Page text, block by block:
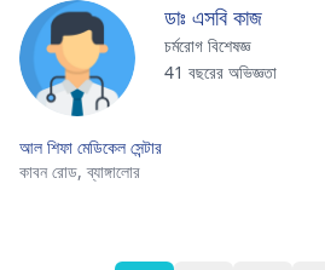
ডাঃ এসবি কাজ
চর্মরোগ বিশেষজ্ঞ
41 বছরের অভিজ্ঞতা
আল শিফা মেডিকেল সেন্টার
কাবন রোড,ব্যাঙ্গালোর